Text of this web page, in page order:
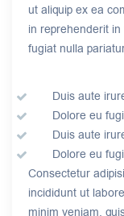
ut aliquip ex ea
in reprehenderit
fugiat nulla
Duis aute
Dolore eu
Duis aute
Dolore eu
Consectetur
incididunt ut
minim veniam,